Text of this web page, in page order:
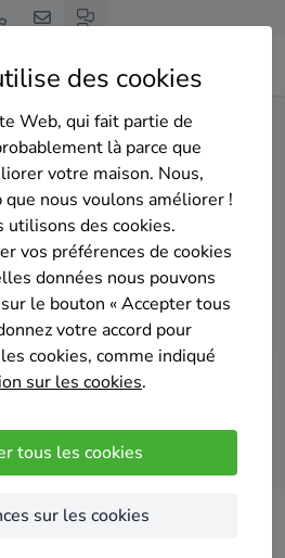
des cookies
Web, qui fait partie de
là parce que
votre maison. Nous,
nous voulons améliorer !
utilisons des cookies.
vos préférences de cookies
données nous pouvons
le bouton « Accepter tous
votre accord pour
cookies, comme indiqué
sur les cookies.
tous les cookies
sur les cookies
Luxembourg Aubange
et sans engagement
de la toiture à
des devis